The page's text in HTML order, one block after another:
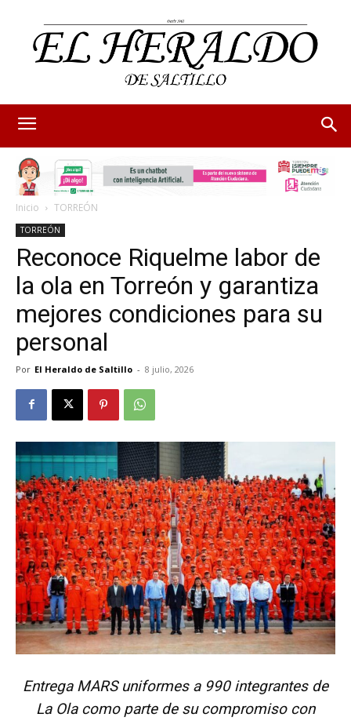
Inicio TORREÓN
TORREÓN
Reconoce Riquelme labor de
la ola en Torreón y garantiza
mejores condiciones para su
personal
Por El Heraldo de Saltillo - 8 julio, 2026
Entrega MARS uniformes a 990 integrantes de
La Ola como parte de su compromiso con